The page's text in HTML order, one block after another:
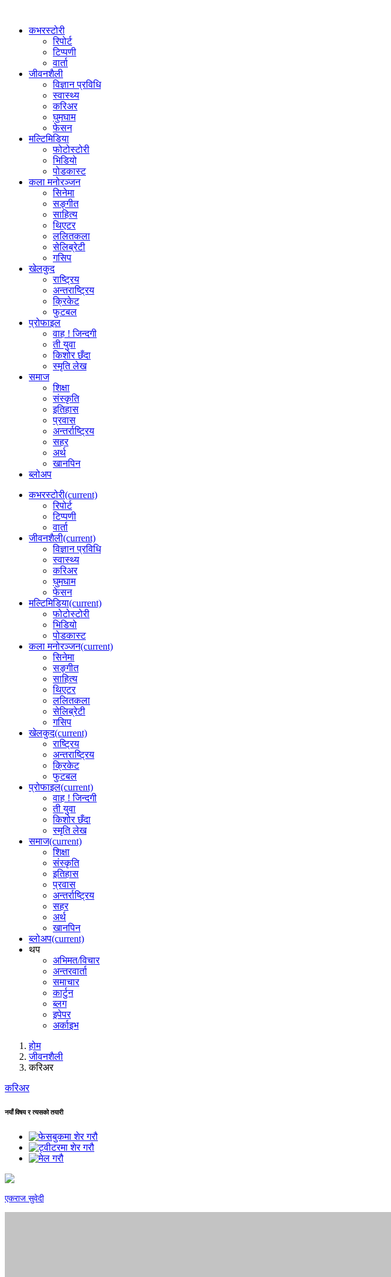
कभरस्टोरी
रिपोर्ट
टिप्पणी
वार्ता
जीवनशैली
विज्ञान प्रविधि
स्वास्थ्य
करिअर
घुमघाम
फेसन
मल्टिमिडिया
फोटोस्टोरी
भिडियो
पोडकास्ट
कला मनोरञ्जन
सिनेमा
सङ्गीत
साहित्य
थिएटर
ललितकला
सेलिब्रेटी
गसिप
खेलकुद
राष्ट्रिय
अन्तराष्ट्रिय
क्रिकेट
फुटबल
प्रोफाइल
वाह ! जिन्दगी
ती युवा
किशोर छँदा
स्मृति लेख
समाज
शिक्षा
संस्कृति
इतिहास
प्रवास
अन्तर्राष्ट्रिय
सहर
अर्थ
खानपिन
ब्लोअप
कभरस्टोरी(current)
रिपोर्ट
टिप्पणी
वार्ता
जीवनशैली(current)
विज्ञान प्रविधि
स्वास्थ्य
करिअर
घुमघाम
फेसन
मल्टिमिडिया(current)
फोटोस्टोरी
भिडियो
पोडकास्ट
कला मनोरञ्जन(current)
सिनेमा
सङ्गीत
साहित्य
थिएटर
ललितकला
सेलिब्रेटी
गसिप
खेलकुद(current)
राष्ट्रिय
अन्तराष्ट्रिय
क्रिकेट
फुटबल
प्रोफाइल(current)
वाह ! जिन्दगी
ती युवा
किशोर छँदा
स्मृति लेख
समाज(current)
शिक्षा
संस्कृति
इतिहास
प्रवास
अन्तर्राष्ट्रिय
सहर
अर्थ
खानपिन
ब्लोअप(current)
थप
अभिमत/विचार
अन्तरवार्ता
समाचार
कार्टुन
ब्लग
इपेपर
अर्काइभ
होम
जीवनशैली
करिअर
करिअर
नयाँ विषय र त्यसको तयारी
एकराज सुवेदी